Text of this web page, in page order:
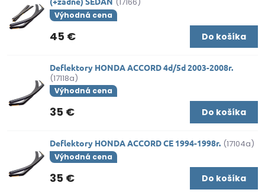
Výhodná cena
45 € Do košíka
Deflektory HONDA ACCORD 4d/5d 2003-2008r.
(17118a)
Výhodná cena
35 € Do košíka
Deflektory HONDA ACCORD CE 1994-1998r. (17104a)
Výhodná cena
35 € Do košíka